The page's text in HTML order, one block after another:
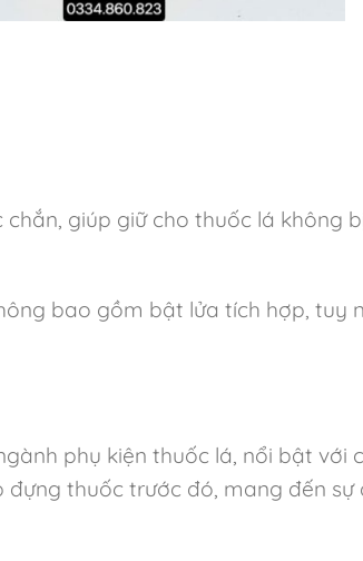
giúp giữ cho thuốc lá không
bao gồm bật lửa tích hợp, tuy
phụ kiện thuốc lá, nổi bật với
thuốc trước đó, mang đến sự